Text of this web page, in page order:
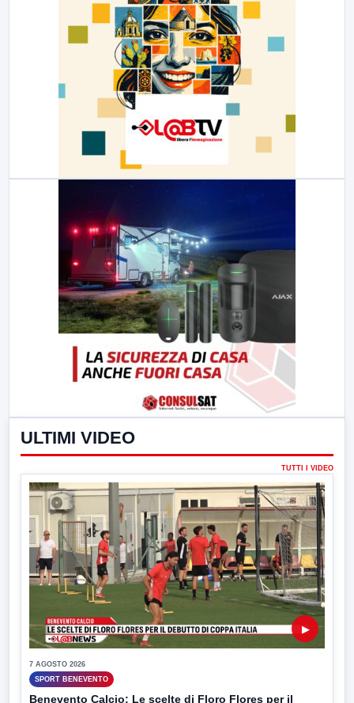
ULTIMI VIDEO
TUTTI I VIDEO
▶
7 AGOSTO 2026
SPORT BENEVENTO
Benevento Calcio: Le scelte di Floro Flores per il